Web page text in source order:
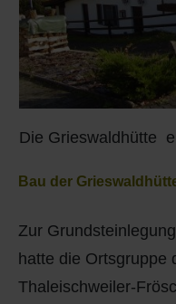
Die Grieswaldhütte
Bau der
Zur
hatte die Ortsgruppe
Thaleischweiler-